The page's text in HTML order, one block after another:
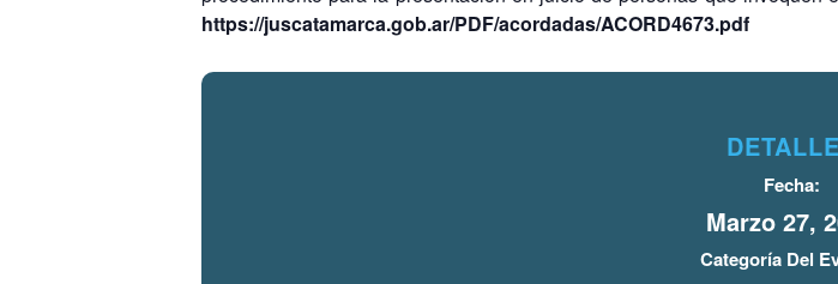
https://juscatamarca.gob.ar/PDF/acordadas/ACORD4673.pdf
Fecha:
Marzo 27,
Categoría Del